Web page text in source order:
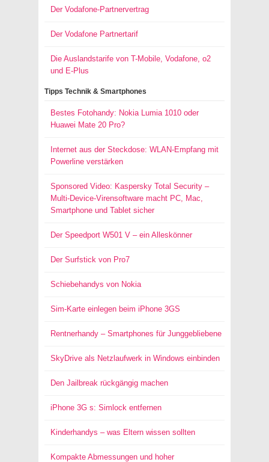
Der Vodafone-Partnervertrag
Der Vodafone Partnertarif
Die Auslandstarife von T-Mobile, Vodafone, o2
und E-Plus
Tipps Technik & Smartphones
Bestes Fotohandy: Nokia Lumia 1010 oder
Huawei Mate 20 Pro?
Internet aus der Steckdose: WLAN-Empfang mit
Powerline verstärken
Sponsored Video: Kaspersky Total Security –
Multi-Device-Virensoftware macht PC, Mac,
Smartphone und Tablet sicher
Der Speedport W501 V – ein Alleskönner
Der Surfstick von Pro7
Schiebehandys von Nokia
Sim-Karte einlegen beim iPhone 3GS
Rentnerhandy – Smartphones für Junggebliebene
SkyDrive als Netzlaufwerk in Windows einbinden
Den Jailbreak rückgängig machen
iPhone 3G s: Simlock entfernen
Kinderhandys – was Eltern wissen sollten
Kompakte Abmessungen und hoher